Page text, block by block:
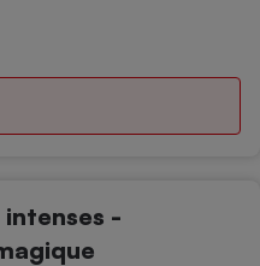
intenses -